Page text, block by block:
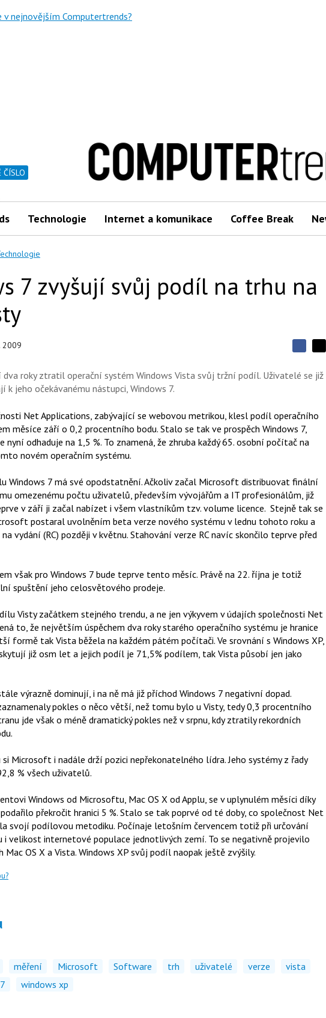
ČÍSLO
Technologie Internet a komunikace Coffee Break
7 zvyšují svůj podíl na trhu na
2009
S
í
e
t
S
í
l
e
n
a
F
b
o
k
í
dva roky ztratil operační systém Windows Vista svůj tržní podíl. Uživatelé se již
k jeho očekávanému nástupci, Windows 7.
Net Applications, zabývající se webovou metrikou, klesl podíl operačního
měsíce září o 0,2 procentního bodu. Stalo se tak ve prospěch Windows 7,
nyní odhaduje na 1,5 %. To znamená, že zhruba každý 65. osobní počítač na
novém operačním systému.
Windows 7 má své opodstatnění. Ačkoliv začal Microsoft distribuovat finální
omezenému počtu uživatelů, především vývojářům a IT profesionálům, již
v září ji začal nabízet i všem vlastníkům tzv. volume licence. Stejně tak se
postaral uvolněním beta verze nového systému v lednu tohoto roku a
vydání (RC) později v květnu. Stahování verze RC navíc skončilo teprve před
však pro Windows 7 bude teprve tento měsíc. Právě na 22. října je totiž
spuštění jeho celosvětového prodeje.
Visty začátkem stejného trendu, a ne jen výkyvem v údajích společnosti Net
to, že největším úspěchem dva roky starého operačního systému je hranice
formě tak Vista běžela na každém pátém počítači. Ve srovnání s Windows XP,
již osm let a jejich podíl je 71,5% podílem, tak Vista působí jen jako
výrazně dominují, i na ně má již příchod Windows 7 negativní dopad.
pokles o něco větší, než tomu bylo u Visty, tedy 0,3 procentního
jde však o méně dramatický pokles než v srpnu, kdy ztratily rekordních
Microsoft i nadále drží pozici nepřekonatelného lídra. Jeho systémy z řady
% všech uživatelů.
Windows od Microsoftu, Mac OS X od Applu, se v uplynulém měsíci díky
překročit hranici 5 %. Stalo se tak poprvé od té doby, co společnost Net
svojí podílovou metodiku. Počínaje letošním červencem totiž při určování
i velikost internetové populace jednotlivých zemí. To se negativně projevilo
Mac OS X a Vista. Windows XP svůj podíl naopak ještě zvýšily.
měření Microsoft Software trh uživatelé verze
vista
windows xp
v nejnovějším Computertrends?